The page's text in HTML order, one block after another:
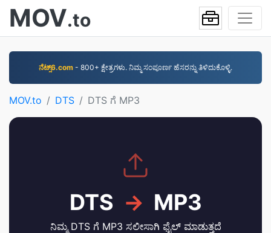
MOV.to
ನೆಟ್ಸ್6.com - 800+ ಕ್ಷೇತ್ರಗಳು. ನಿಮ್ಮ ಸಂಪೂರ್ಣ ಹೆಸರನ್ನು ತಿಳಿದುಕೊಳ್ಳಿ.
MOV.to DTS DTS ಗೆ MP3
DTS → MP3
ನಿಮ್ಮ DTS ಗೆ MP3 ಸಲೀಸಾಗಿ ಫೈಲ್ ಮಾಡುತ್ತದೆ